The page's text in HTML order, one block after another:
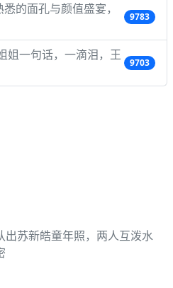
的面孔与颜值盛宴，
9783
姐一句话，一滴泪，王
9703
出苏新皓童年照，两人互泼水